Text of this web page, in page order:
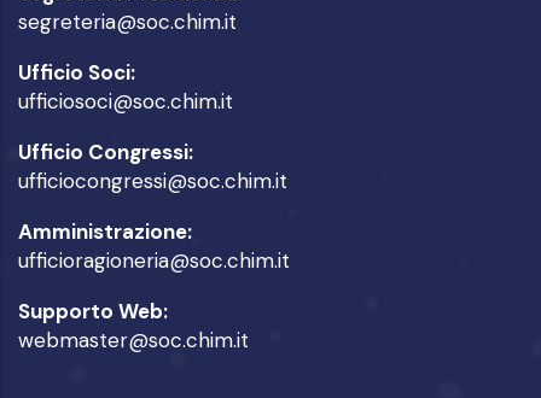
segreteria@soc.chim.it
Ufficio Soci:
ufficiosoci@soc.chim.it
Ufficio Congressi:
ufficiocongressi@soc.chim.it
Amministrazione:
ufficioragioneria@soc.chim.it
Supporto Web:
webmaster@soc.chim.it